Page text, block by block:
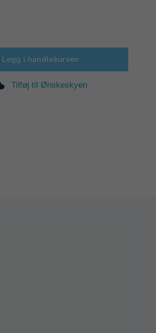
Legg i handlekurven
Tilføj til Ønskeskyen